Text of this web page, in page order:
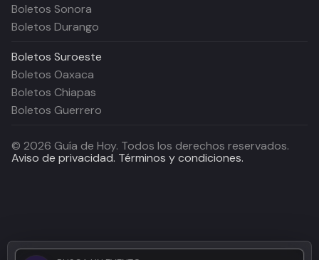
Boletos Sonora
Boletos Durango
Boletos Suroeste
Boletos Oaxaca
Boletos Chiapas
Boletos Guerrero
© 2026 Guía de Hoy. Todos los derechos reservados.
Aviso de privacidad. Términos y condiciones.